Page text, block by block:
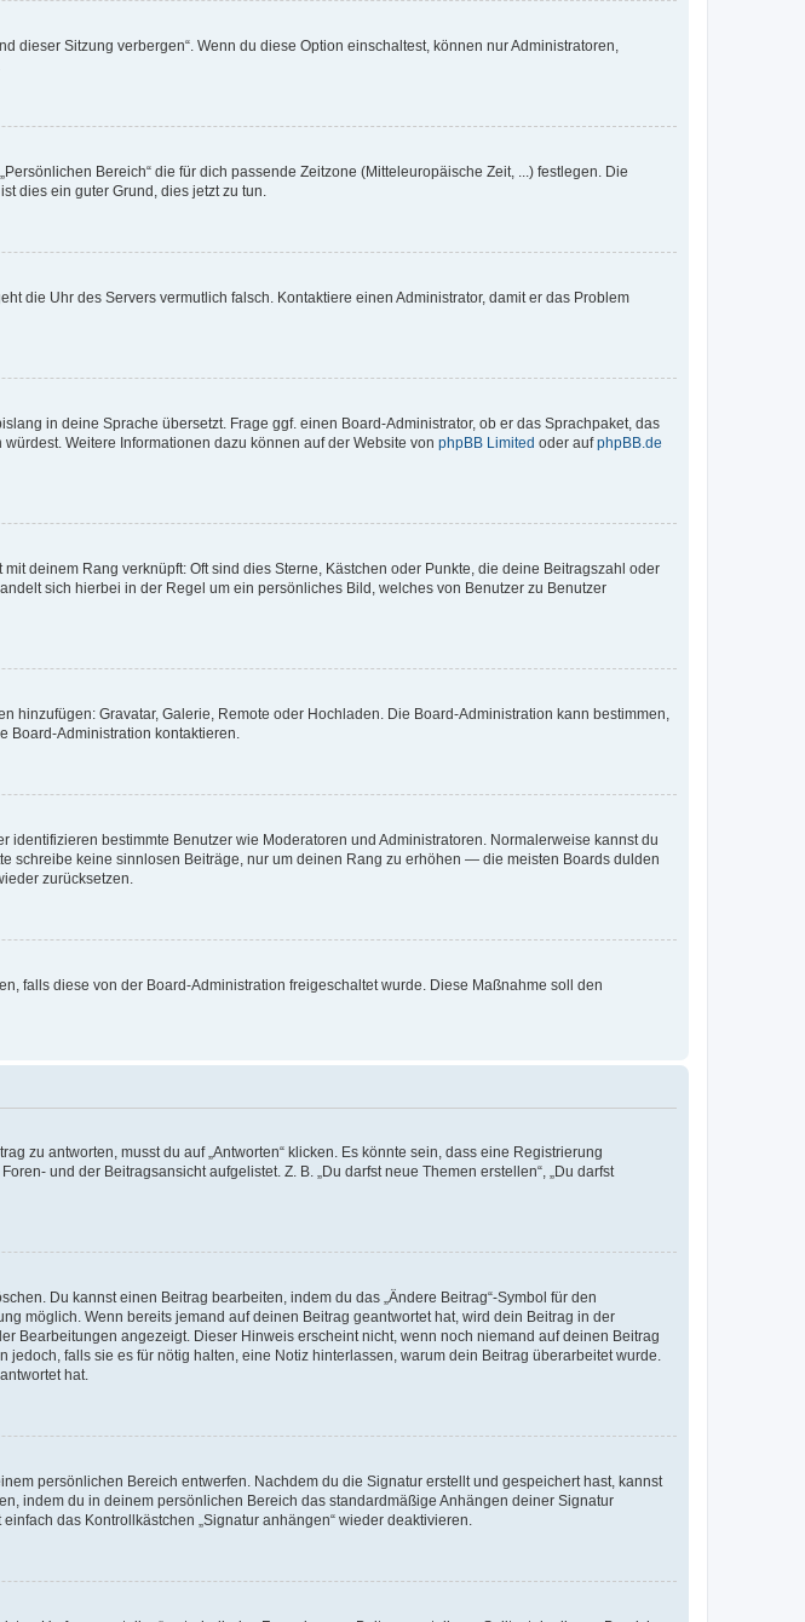
Sitzung verbergen“. Wenn du diese Option einschaltest, können nur Administratoren,
Bereich“ die für dich passende Zeitzone (Mitteleuropäische Zeit, ...) festlegen. Die
dies ein guter Grund, dies jetzt zu tun.
die Uhr des Servers vermutlich falsch. Kontaktiere einen Administrator, damit er das Problem
in deine Sprache übersetzt. Frage ggf. einen Board-Administrator, ob er das Sprachpaket, das
Weitere Informationen dazu können auf der Website von phpBB Limited oder aufphpBB.de
deinem Rang verknüpft: Oft sind dies Sterne, Kästchen oder Punkte, die deine Beitragszahl oder
sich hierbei in der Regel um ein persönliches Bild, welches von Benutzer zu Benutzer
Gravatar, Galerie, Remote oder Hochladen. Die Board-Administration kann bestimmen,
Board-Administration kontaktieren.
bestimmte Benutzer wie Moderatoren und Administratoren. Normalerweise kannst du
schreibe keine sinnlosen Beiträge, nur um deinen Rang zu erhöhen — die meisten Boards dulden
zurücksetzen.
falls diese von der Board-Administration freigeschaltet wurde. Diese Maßnahme soll den
zu antworten, musst du auf „Antworten“ klicken. Es könnte sein, dass eine Registrierung
und der Beitragsansicht aufgelistet. Z. B. „Du darfst neue Themen erstellen“, „Du darfst
Du kannst einen Beitrag bearbeiten, indem du das „Ändere Beitrag“-Symbol für den
möglich. Wenn bereits jemand auf deinen Beitrag geantwortet hat, wird dein Beitrag in der
Bearbeitungen angezeigt. Dieser Hinweis erscheint nicht, wenn noch niemand auf deinen Beitrag
falls sie es für nötig halten, eine Notiz hinterlassen, warum dein Beitrag überarbeitet wurde.
hat.
persönlichen Bereich entwerfen. Nachdem du die Signatur erstellt und gespeichert hast, kannst
indem du in deinem persönlichen Bereich das standardmäßige Anhängen deiner Signatur
das Kontrollkästchen „Signatur anhängen“ wieder deaktivieren.